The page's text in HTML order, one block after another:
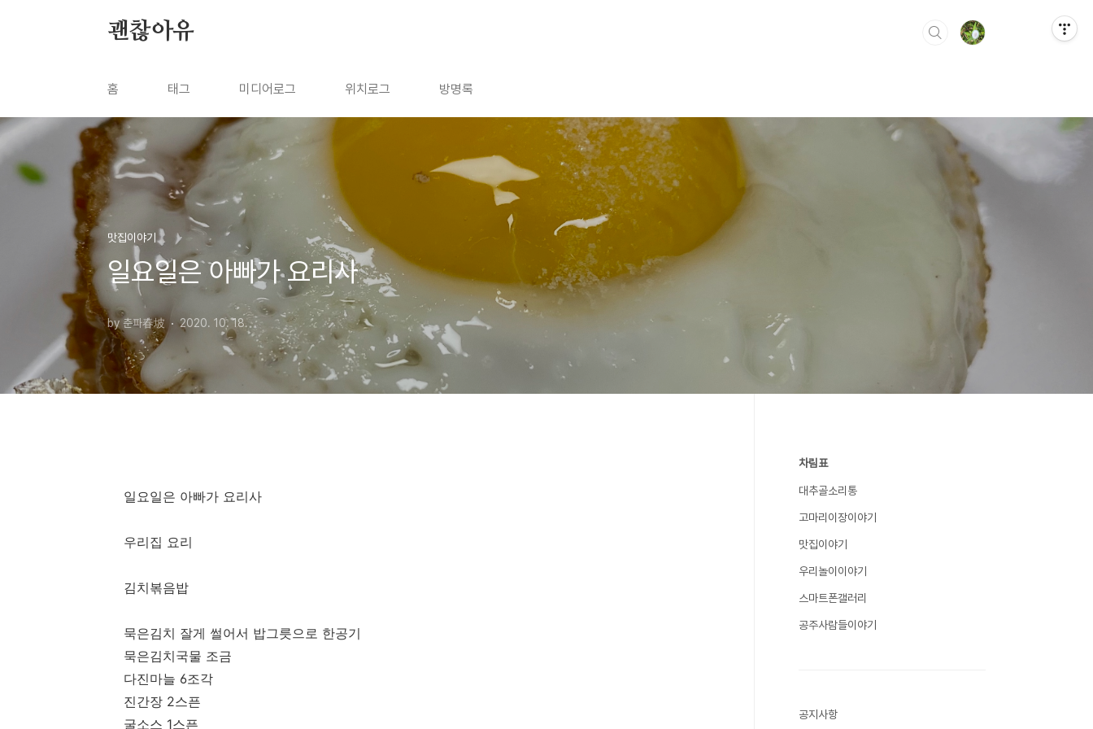
괜찮아유
홈 태그 미디어로그 위치로그 방명록
맛집이야기
일요일은 아빠가 요리사
by 춘파春坡 2020. 10. 18.
일요일은 아빠가 요리사
우리집 요리
김치볶음밥
묵은김치 잘게 썰어서 밥그릇으로 한공기
묵은김치국물 조금
다진마늘 6조각
진간장 2스픈
굴소스 1스픈
차림표
대추골소리통
고마리이장이야기
맛집이야기
우리놀이이야기
스마트폰갤러리
공주사람들이야기
공지사항